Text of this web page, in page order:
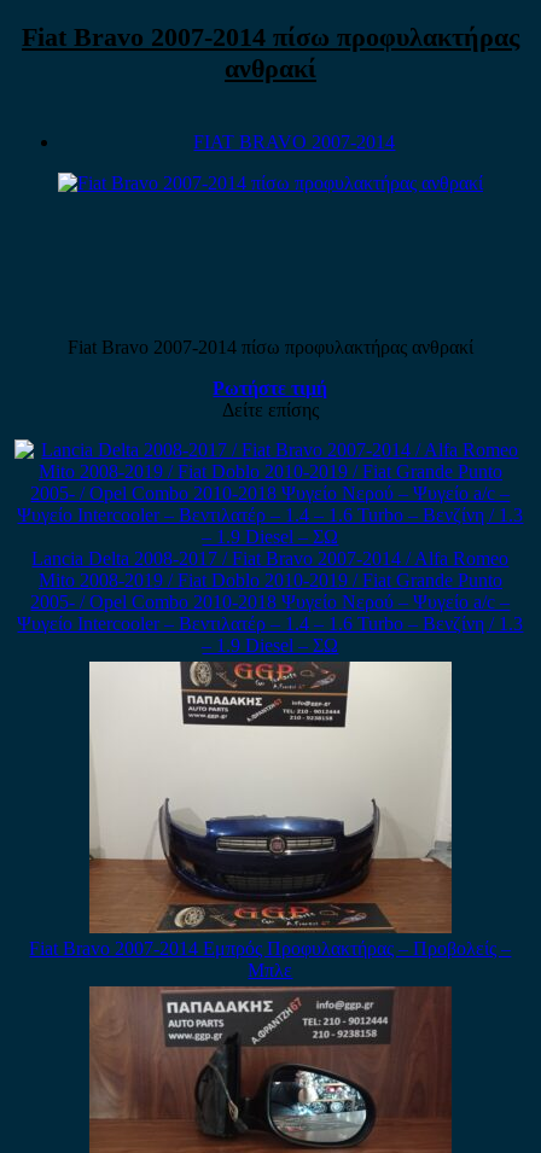
Fiat Bravo 2007-2014 πίσω προφυλακτήρας
ανθρακί
FIAT BRAVO 2007-2014
Fiat Bravo 2007-2014 πίσω προφυλακτήρας ανθρακί
Ρωτήστε τιμή
Δείτε επίσης
Lancia Delta 2008-2017 / Fiat Bravo 2007-2014 / Alfa Romeo
Mito 2008-2019 / Fiat Doblo 2010-2019 / Fiat Grande Punto
2005- / Opel Combo 2010-2018 Ψυγείο Νερού – Ψυγείο a/c –
Ψυγείο Intercooler – Βεντιλατέρ – 1.4 – 1.6 Turbo – Βενζίνη / 1.3
– 1.9 Diesel – ΣΩ
Fiat Bravo 2007-2014 Εμπρός Προφυλακτήρας – Προβολείς –
Μπλε